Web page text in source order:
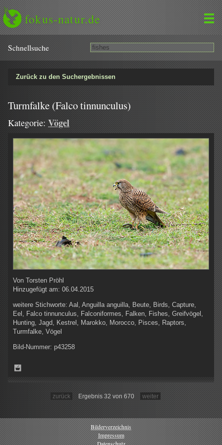
fokus-natur.de
Schnell­suche
Zurück zu den Suchergebnissen
Turmfalke (Falco tinnunculus)
Kategorie: Vögel
Von Torsten Pröhl
Hinzugefügt am: 06.04.2015
weitere Stichworte: Aal, Anguilla anguilla, Beute, Birds, Capture,
Eel, Falco tinnunculus, Falconiformes, Falken, Fishes, Greifvögel,
Hunting, Jagd, Kestrel, Marokko, Morocco, Pisces, Raptors,
Turmfalke, Vögel
Bild-Nummer: p43258
zurück Ergebnis 32 von 670 weiter
Bilderverzeichnis
Impressum